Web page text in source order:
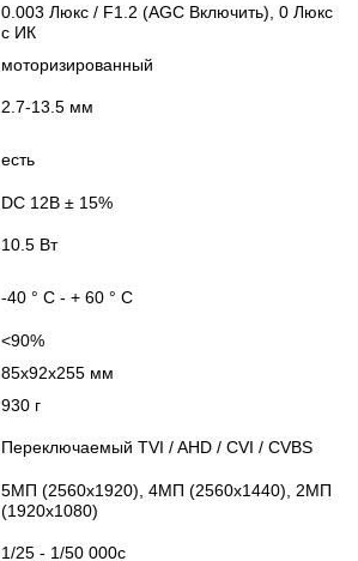
0.003 Люкс / F1.2 (AGC Включить), 0 Люкс
с ИК
моторизированный
2.7-13.5 мм
есть
DC 12В ± 15%
10.5 Вт
-40 ° C - + 60 ° C
<90%
85х92х255 мм
930 г
Переключаемый TVI / AHD / CVI / CVBS
5MП (2560x1920), 4МП (2560х1440), 2МП
(1920x1080)
1/25 - 1/50 000с